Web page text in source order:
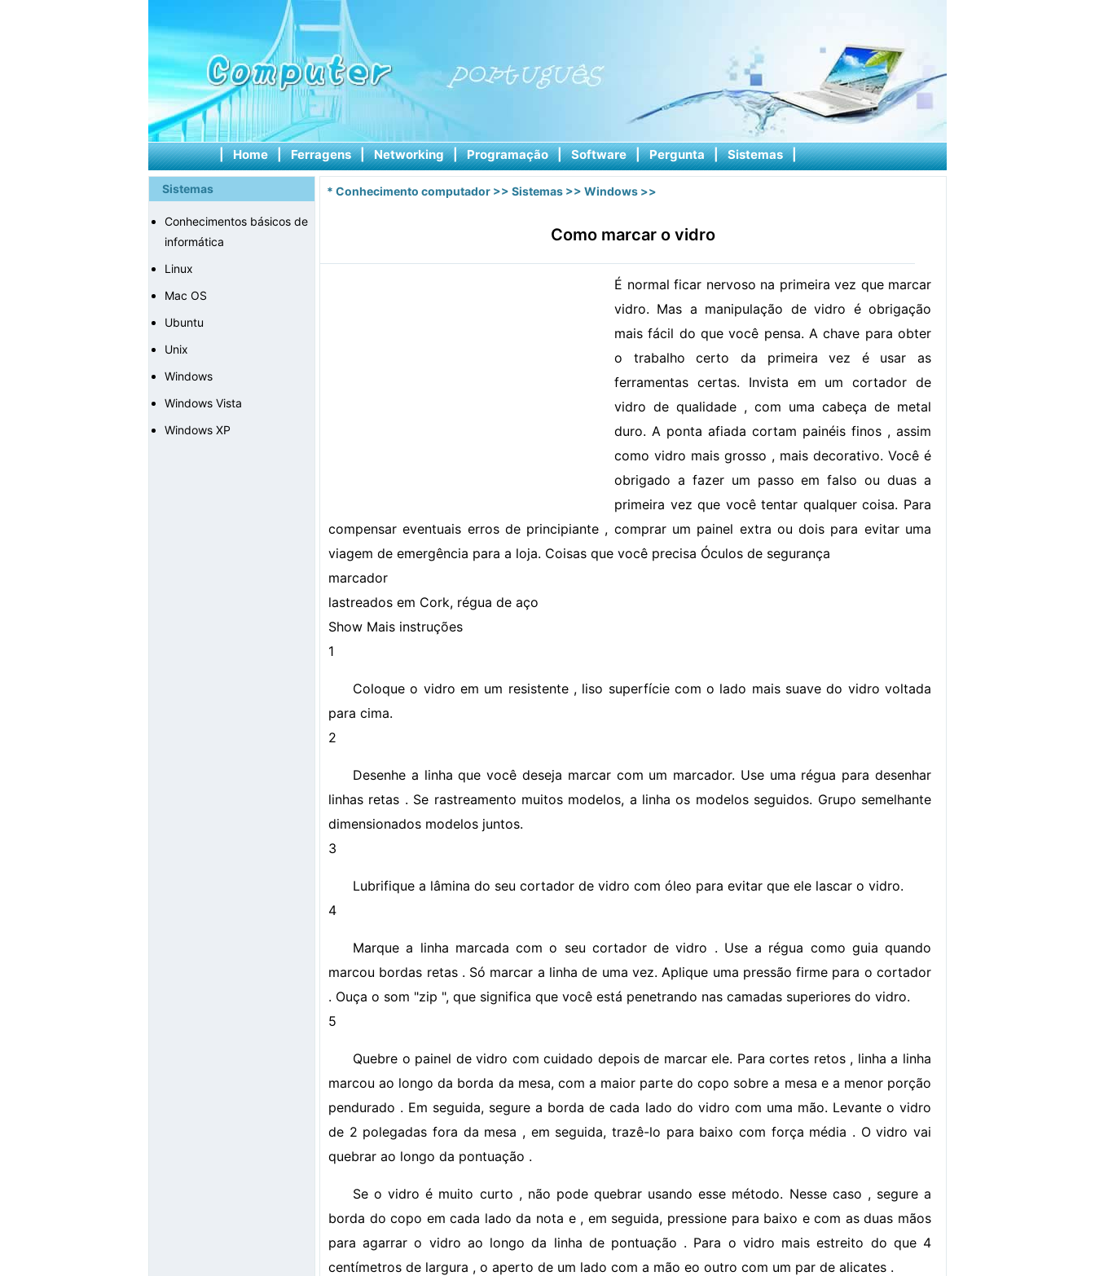
| Home | Ferragens | Networking | Programação | Software | Pergunta | Sistemas |
Sistemas
Conhecimentos básicos de
informática
Linux
Mac OS
Ubuntu
Unix
Windows
Windows Vista
Windows XP
* Conhecimento computador >> Sistemas >> Windows >>
Como marcar o vidro
É normal ficar nervoso na primeira vez que marcar
vidro. Mas a manipulação de vidro é obrigação
mais fácil do que você pensa. A chave para obter
o trabalho certo da primeira vez é usar as
ferramentas certas. Invista em um cortador de
vidro de qualidade , com uma cabeça de metal
duro. A ponta afiada cortam painéis finos , assim
como vidro mais grosso , mais decorativo. Você é
obrigado a fazer um passo em falso ou duas a
primeira vez que você tentar qualquer coisa. Para
compensar eventuais erros de principiante , comprar um painel extra ou dois para evitar uma
viagem de emergência para a loja. Coisas que você precisa Óculos de segurança
marcador
lastreados em Cork, régua de aço
Show Mais instruções
1
Coloque o vidro em um resistente , liso superfície com o lado mais suave do vidro voltada
para cima.
2
Desenhe a linha que você deseja marcar com um marcador. Use uma régua para desenhar
linhas retas . Se rastreamento muitos modelos, a linha os modelos seguidos. Grupo semelhante
dimensionados modelos juntos.
3
Lubrifique a lâmina do seu cortador de vidro com óleo para evitar que ele lascar o vidro.
4
Marque a linha marcada com o seu cortador de vidro . Use a régua como guia quando
marcou bordas retas . Só marcar a linha de uma vez. Aplique uma pressão firme para o cortador
. Ouça o som "zip ", que significa que você está penetrando nas camadas superiores do vidro.
5
Quebre o painel de vidro com cuidado depois de marcar ele. Para cortes retos , linha a linha
marcou ao longo da borda da mesa, com a maior parte do copo sobre a mesa e a menor porção
pendurado . Em seguida, segure a borda de cada lado do vidro com uma mão. Levante o vidro
de 2 polegadas fora da mesa , em seguida, trazê-lo para baixo com força média . O vidro vai
quebrar ao longo da pontuação .
Se o vidro é muito curto , não pode quebrar usando esse método. Nesse caso , segure a
borda do copo em cada lado da nota e , em seguida, pressione para baixo e com as duas mãos
para agarrar o vidro ao longo da linha de pontuação . Para o vidro mais estreito do que 4
centímetros de largura , o aperto de um lado com a mão eo outro com um par de alicates .